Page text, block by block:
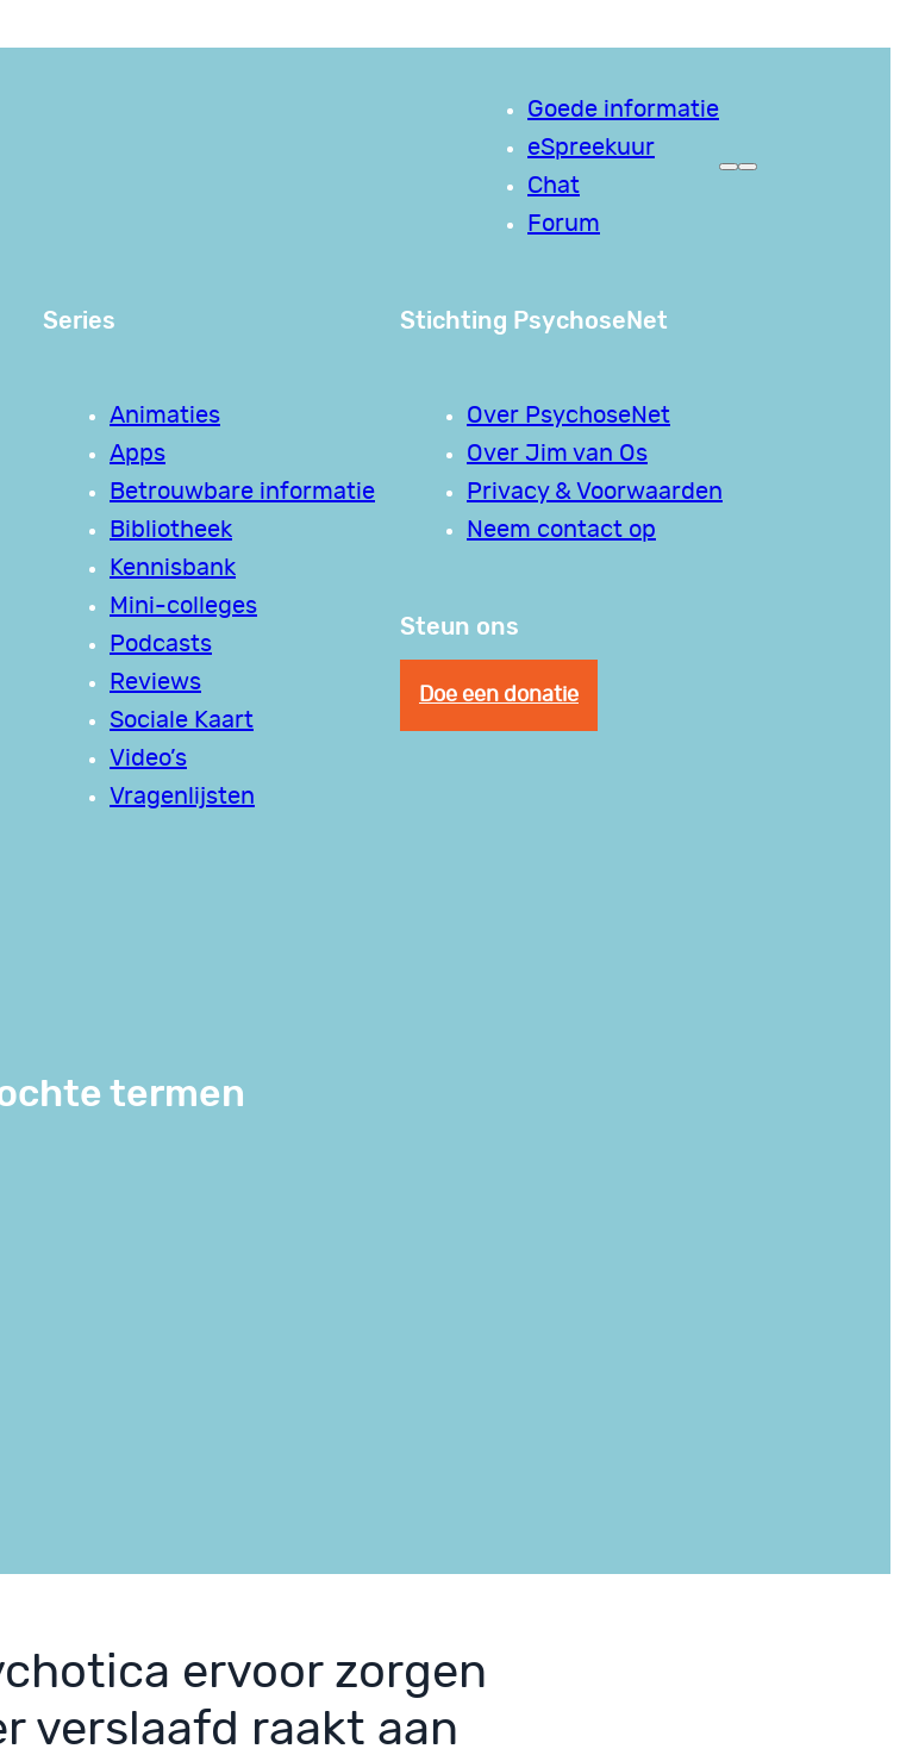
Goede informatie
eSpreekuur
Chat
Forum
Series
Animaties
Apps
Betrouwbare informatie
Bibliotheek
Kennisbank
Mini-colleges
Podcasts
Reviews
Sociale Kaart
Video’s
Vragenlijsten
Stichting PsychoseNet
Over PsychoseNet
Over Jim van Os
Privacy & Voorwaarden
Neem contact op
Steun ons
Doe een donatie
termen
ervoor zorgen
verslaafd raakt aan